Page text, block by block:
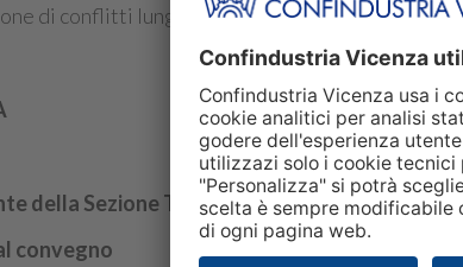
di conflitti lungo la filiera.
della Sezione Trasporti – Maria Teresa
convegno